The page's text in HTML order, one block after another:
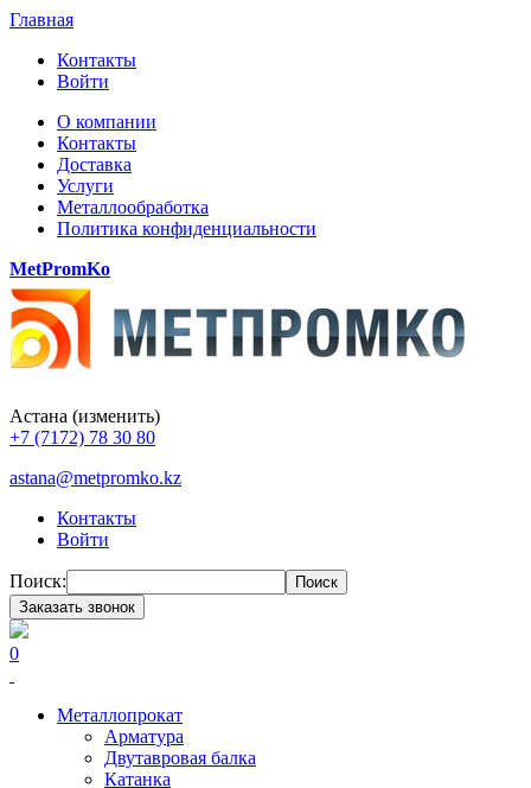
Главная
Контакты
Войти
О компании
Контакты
Доставка
Услуги
Металлообработка
Политика конфиденциальности
MetPromKo
Астана (изменить)
+7 (7172) 78 30 80
astana@metpromko.kz
Контакты
Войти
Поиск:
Поиск
Заказать звонок
0
Металлопрокат
Арматура
Двутавровая балка
Катанка